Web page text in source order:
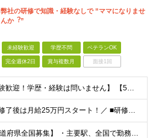
弊社の研修で知識・経験なしで ”ママになりませ
んか︖”
未経験歓迎 学歴不問 ベテランOK
完全週休2日 賞与複数月 面接1回
【未経験歓迎！学歴・経験は問いません】 【5名以上の積極採用を予定！】 事業拡大中につき、 これからイラストレーターを目指したい方を積極採用中です！ 「イラストを仕事にしてみたい」 「好きなことを
＼研修修了後は月給25万円スタート！／ ■研修修了後 月給25万円＋賞与＋インセンティブ賞与 ※残業代は別途支給 ▽研修期間▽ 【未経験者】 ▶ 月給20万円～ 【固定残業代について】
【47都道府県全国募集】 ・主要駅、全国で勤務可能！ ・どこに住んでいても応募可能！ 【東京本社】 東京都品川区東品川5-9-2 ≪リモート研修♪⾯接も基本的にオンラインで実施します≫ －主要駅